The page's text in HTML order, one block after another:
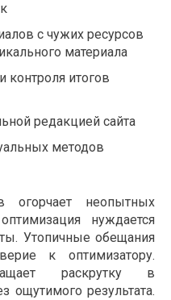
с чужих ресурсов
материала
контроля итогов
редакцией сайта
методов
огорчает неопытных
нуждается
Утопичные обещания
к оптимизатору.
раскрутку в
ощутимого результата.